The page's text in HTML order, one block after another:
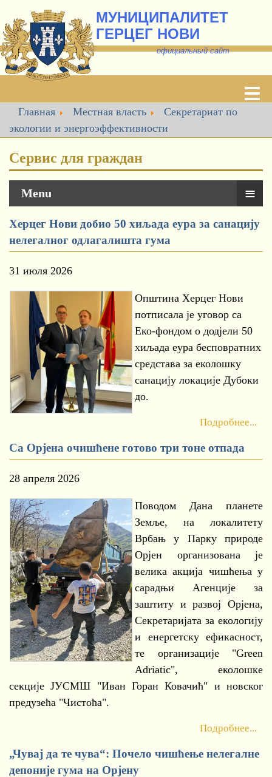
МУНИЦИПАЛИТЕТ
ГЕРЦЕГ НОВИ
официальный сайт
Главная Местная власть
Секретариат по
экологии и энергоэффективности
Сервис для граждан
Menu ≡
Херцег Нови добио 50 хиљада еура за санацију
нелегалног одлагалишта гума
31 июля 2026
Општина Херцег Нови
потписала је уговор са
Еко-фондом о додјели 50
хиљада еура бесповратних
средстава за еколошку
санацију локације Дубоки
до.
Подробнее...
Са Орјена очишћене готово три тоне отпада
28 апреля 2026
Поводом Дана планете
Земље, на локалитету
Врбањ у Парку природе
Орјен организована је
велика акција чишћења у
сарадњи Агенције за
заштиту и развој Орјена,
Секретаријата за екологију
и енергетску ефикасност,
те организације "Green
Adriatic", еколошке
секције ЈУСМШ "Иван Горан Ковачић" и новског
предузећа "Чистоћа".
Подробнее...
„Чувај да те чува“: Почело чишћење нелегалне
депоније гума на Орјену